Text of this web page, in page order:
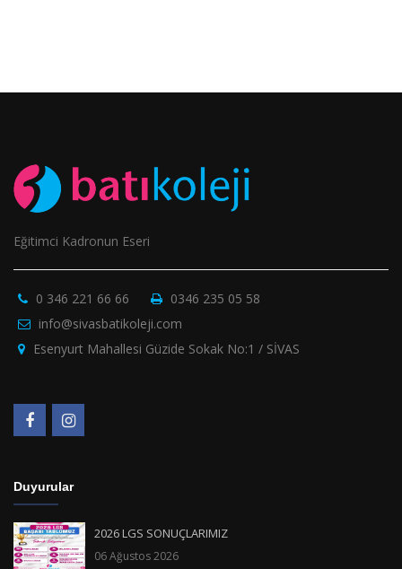
Eğitimci Kadronun Eseri
0 346 221 66 66
0346 235 05 58
info@sivasbatikoleji.com
Esenyurt Mahallesi Güzide Sokak No:1 / SİVAS
Duyurular
2026 LGS SONUÇLARIMIZ
06 Ağustos 2026